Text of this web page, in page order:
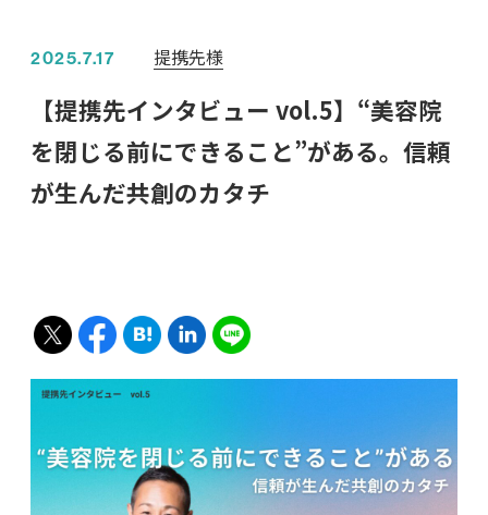
2025.7.17 提携先様
【提携先インタビュー vol.5】“美容院
を閉じる前にできること”がある。信頼
が生んだ共創のカタチ